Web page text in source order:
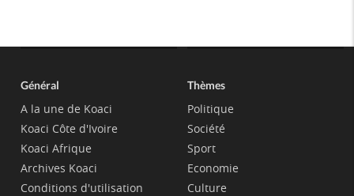
Général
A la une de Koaci
Koaci Côte d'Ivoire
Koaci Afrique
Archives Koaci
Conditions d'utilisation
Thèmes
Politique
Société
Sport
Economie
Culture